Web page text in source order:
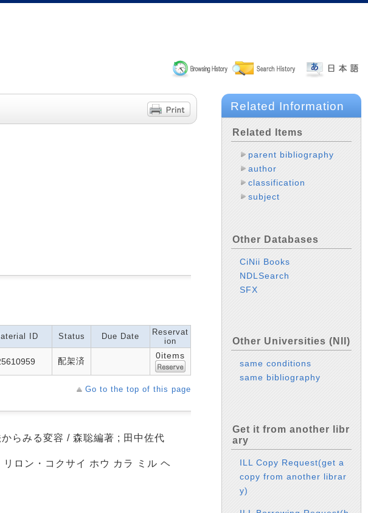
ID Status Due Date
Reservat
ion
配架済
0items
Go to the top of this page
らみる変容 / 森聡編著 ; 田中佐代
ロン・コクサイ ホウ カラ ミル ヘ
Related Information
Related Items
parent bibliography
author
classification
subject
Other Databases
CiNii Books
NDLSearch
SFX
Other Universities (NII)
same conditions
same bibliography
Get it from another libr
ary
ILL Copy Request(get a
copy from another librar
y)